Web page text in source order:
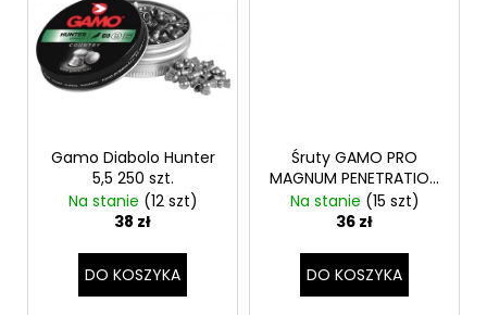
Gamo Diabolo Hunter
5,5 250 szt.
Na stanie (12 szt)
38 zł
DO KOSZYKA
Śruty GAMO PRO
MAGNUM PENETRATION
4,5MM 500 szt.
Na stanie (15 szt)
36 zł
DO KOSZYKA